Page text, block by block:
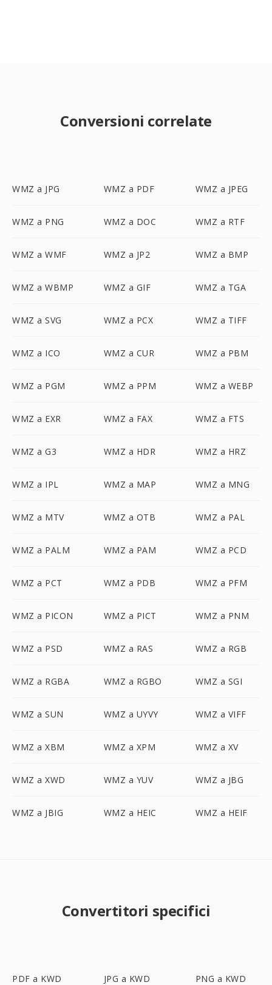
Conversioni correlate
WMZ a JPG WMZ a PDF WMZ a JPEG
WMZ a PNG WMZ a DOC WMZ a RTF
WMZ a WMF WMZ a JP2 WMZ a BMP
WMZ a WBMP WMZ a GIF WMZ a TGA
WMZ a SVG WMZ a PCX WMZ a TIFF
WMZ a ICO WMZ a CUR WMZ a PBM
WMZ a PGM WMZ a PPM WMZ a WEBP
WMZ a EXR WMZ a FAX WMZ a FTS
WMZ a G3 WMZ a HDR WMZ a HRZ
WMZ a IPL WMZ a MAP WMZ a MNG
WMZ a MTV WMZ a OTB WMZ a PAL
WMZ a PALM WMZ a PAM WMZ a PCD
WMZ a PCT WMZ a PDB WMZ a PFM
WMZ a PICON WMZ a PICT WMZ a PNM
WMZ a PSD WMZ a RAS WMZ a RGB
WMZ a RGBA WMZ a RGBO WMZ a SGI
WMZ a SUN WMZ a UYVY WMZ a VIFF
WMZ a XBM WMZ a XPM WMZ a XV
WMZ a XWD WMZ a YUV WMZ a JBG
WMZ a JBIG WMZ a HEIC WMZ a HEIF
Convertitori specifici
PDF a KWD JPG a KWD PNG a KWD